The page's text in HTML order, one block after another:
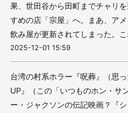
果、世田谷から田町までチャリ
すめの店「宗屋」へ。まあ、ア
飲み屋が更新されてしまった。
2025-12-01 15:59
台湾の村系ホラー『呪葬』（思
UP』（この「いつものホン・サ
ー・ジャクソンの伝記映画？『